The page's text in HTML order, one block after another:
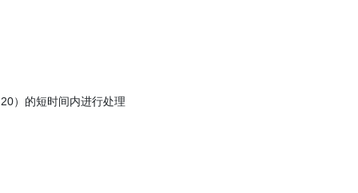
）的短时间内进行处理